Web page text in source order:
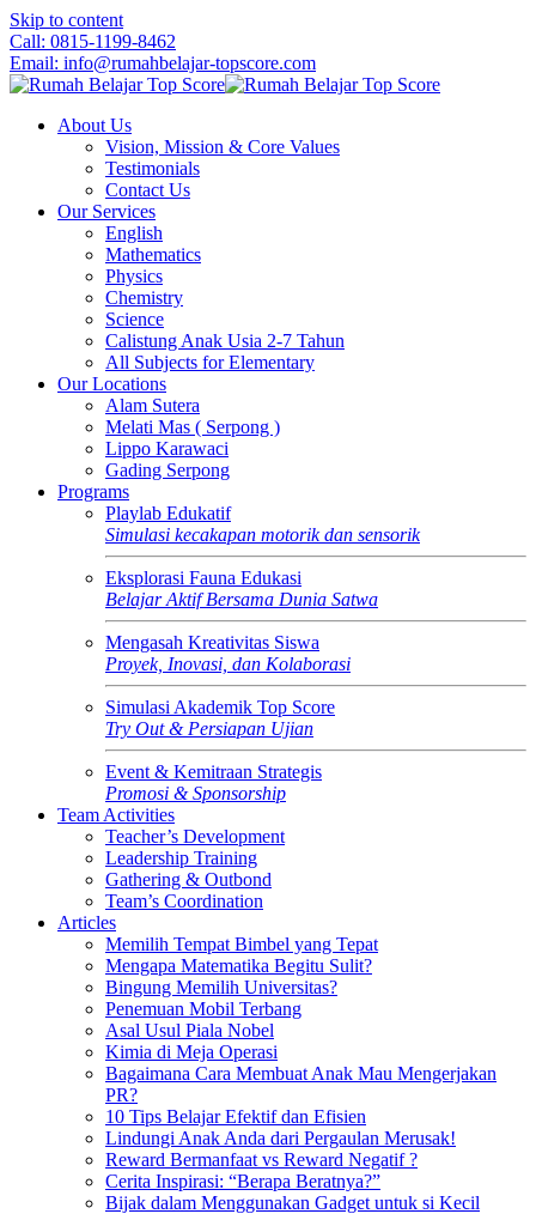
Skip to content
Call: 0815-1199-8462
Email: info@rumahbelajar-topscore.com
About Us
Vision, Mission & Core Values
Testimonials
Contact Us
Our Services
English
Mathematics
Physics
Chemistry
Science
Calistung Anak Usia 2-7 Tahun
All Subjects for Elementary
Our Locations
Alam Sutera
Melati Mas ( Serpong )
Lippo Karawaci
Gading Serpong
Programs
Playlab Edukatif
Simulasi kecakapan motorik dan sensorik
Eksplorasi Fauna Edukasi
Belajar Aktif Bersama Dunia Satwa
Mengasah Kreativitas Siswa
Proyek, Inovasi, dan Kolaborasi
Simulasi Akademik Top Score
Try Out & Persiapan Ujian
Event & Kemitraan Strategis
Promosi & Sponsorship
Team Activities
Teacher’s Development
Leadership Training
Gathering & Outbond
Team’s Coordination
Articles
Memilih Tempat Bimbel yang Tepat
Mengapa Matematika Begitu Sulit?
Bingung Memilih Universitas?
Penemuan Mobil Terbang
Asal Usul Piala Nobel
Kimia di Meja Operasi
Bagaimana Cara Membuat Anak Mau Mengerjakan
PR?
10 Tips Belajar Efektif dan Efisien
Lindungi Anak Anda dari Pergaulan Merusak!
Reward Bermanfaat vs Reward Negatif ?
Cerita Inspirasi: “Berapa Beratnya?”
Bijak dalam Menggunakan Gadget untuk si Kecil